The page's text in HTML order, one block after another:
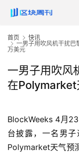
首页
快讯
一男子用吹风机干扰
万美元
一男子用吹风
在Polymarket
BlockWeeks 4月
台披露，一名男
Polymarket天气预